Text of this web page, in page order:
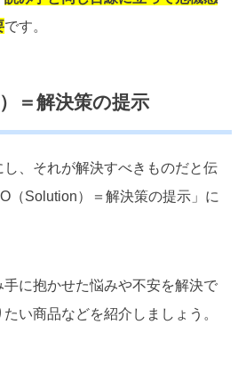
です。
＝解決策の提示
、それが解決すべきものだと伝
（Solution）＝解決策の提示」に
に抱かせた悩みや不安を解決で
い商品などを紹介しましょう。